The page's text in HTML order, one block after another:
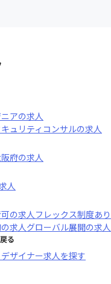
アの求人
ュリティコンサルの求人
府の求人
人
の求人フレックス制度あり
の求人グローバル展開の求人
る
ザイナー求人を探す